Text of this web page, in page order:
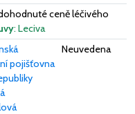
ceně léčivého
: Leciva
pojišťovna
Neuvedena